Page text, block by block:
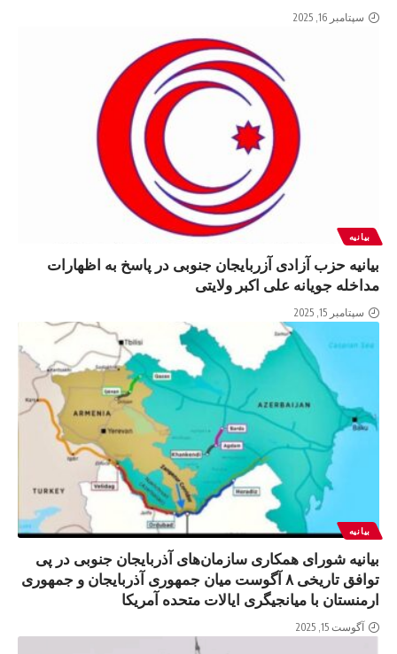
سپتامبر 16, 2025
بیانیه
بیانیه حزب آزادی آزربایجان جنوبی در پاسخ به اظهارات
مداخله جویانه علی اکبر ولایتی
سپتامبر 15, 2025
بیانیه
بیانیه شورای همکاری سازمان‌های آذربایجان جنوبی در پی
توافق تاریخی ۸ آگوست میان جمهوری آذربایجان و جمهوری
ارمنستان با میانجیگری ایالات متحده آمریکا
آگوست 15, 2025